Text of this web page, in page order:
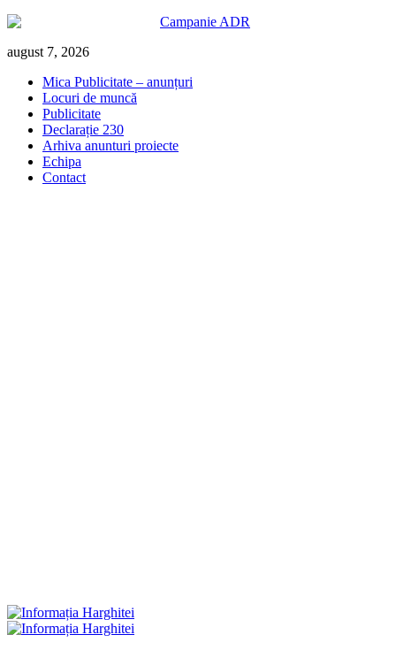
Skip
content
august 7, 2026
Mica Publicitate – anunțuri
Locuri de muncă
Publicitate
Declarație 230
Arhiva anunturi proiecte
Echipa
Contact
Primary